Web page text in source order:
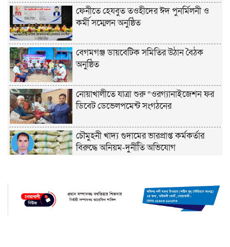
ফেনীতে হেযবুত তওহীদের ঈদ পুনর্মিলনী ও
কর্মী সম্মেলন অনুষ্ঠিত
বেগমগঞ্জ ডায়বেটিক সমিতির উঠান বৈঠক
অনুষ্ঠিত
নোয়াখালীতে যাত্রা শুরু “ওরগ্যানাইজেশন ফর
ডিবেট ডেভেলপমেন্ট সংগঠনের
চৌমুহনী খাদ্য গুদামের ভারপ্রাপ্ত কর্মকর্তার
বিরুদ্ধে অনিয়ম-দুর্নীতি অভিযোগ
বনভোজন অনুষ্ঠিত